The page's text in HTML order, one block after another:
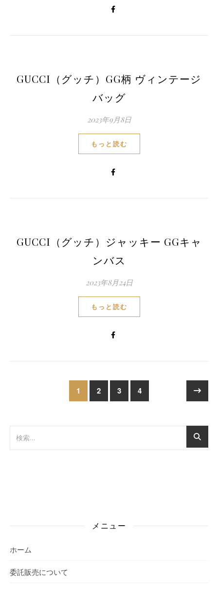
GUCCI（グッチ）GG柄 ヴィンテージ
バッグ
2023年9月8日
もっと読む
GUCCI（グッチ）ジャッキー GGキャ
ンバス
2023年8月24日
もっと読む
1 2 3 4
メニュー
ホーム
委託販売について